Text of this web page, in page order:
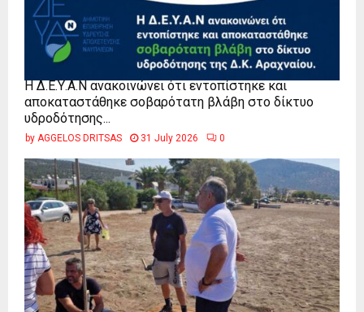
Η Δ.Ε.Υ.Α.Ν ανακοινώνει ότι εντοπίστηκε και
αποκαταστάθηκε σοβαρότατη βλάβη στο δίκτυο
υδροδότησης...
by AGGELOS DRITSAS 31 July 2026 0